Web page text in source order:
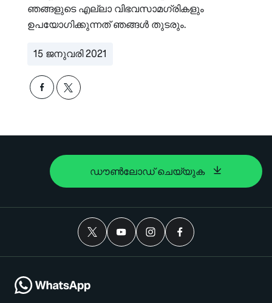
ഞങ്ങളുടെ എല്ലാ വിഭവസാമഗ്രികളും
ഉപയോഗിക്കുന്നത് ഞങ്ങൾ തുടരും.
15 ജനുവരി 2021
ഡൗൺലോഡ് ചെയ്യുക